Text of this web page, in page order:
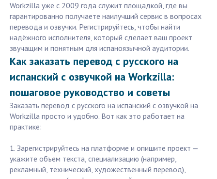
Workzilla уже с 2009 года служит площадкой, где вы
гарантированно получаете наилучший сервис в вопросах
перевода и озвучки. Регистрируйтесь, чтобы найти
надёжного исполнителя, который сделает ваш проект
звучащим и понятным для испаноязычной аудитории.
Как заказать перевод с русского на
испанский с озвучкой на Workzilla:
пошаговое руководство и советы
Заказать перевод с русского на испанский с озвучкой на
Workzilla просто и удобно. Вот как это работает на
практике:
1. Зарегистрируйтесь на платформе и опишите проект —
укажите объем текста, специализацию (например,
рекламный, технический, художественный перевод),